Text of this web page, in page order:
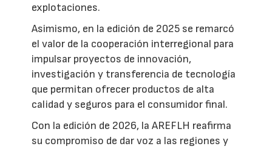
explotaciones.
Asimismo, en la edición de 2025 se remarcó
el valor de la cooperación interregional para
impulsar proyectos de innovación,
investigación y transferencia de tecnología
que permitan ofrecer productos de alta
calidad y seguros para el consumidor final.
Con la edición de 2026, la AREFLH reafirma
su compromiso de dar voz a las regiones y